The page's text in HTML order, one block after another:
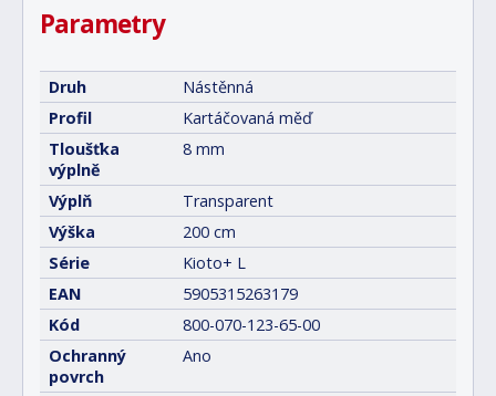
Parametry
Druh
Nástěnná
Profil
Kartáčovaná měď
Tloušťka
výplně
8 mm
Výplň
Transparent
Výška
200 cm
Série
Kioto+ L
EAN
5905315263179
Kód
800-070-123-65-00
Ochranný
povrch
Ano